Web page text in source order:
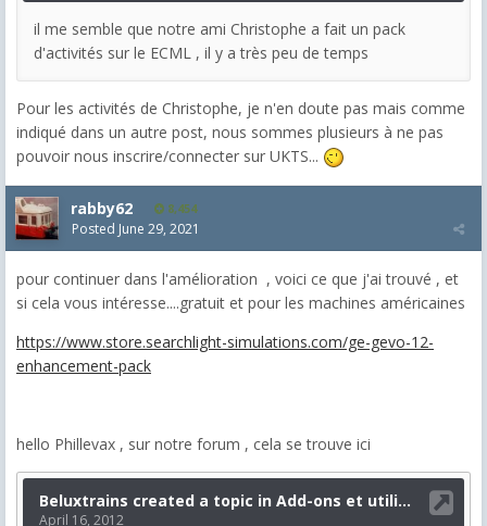
il me semble que notre ami Christophe a fait un pack
d'activités sur le ECML , il y a très peu de temps
Pour les activités de Christophe, je n'en doute pas mais comme
indiqué dans un autre post, nous sommes plusieurs à ne pas
pouvoir nous inscrire/connecter sur UKTS...
rabby62 8,454
Posted June 29, 2021
pour continuer dans l'amélioration , voici ce que j'ai trouvé , et
si cela vous intéresse....gratuit et pour les machines américaines
https://www.store.searchlight-simulations.com/ge-gevo-12-
enhancement-pack
hello Phillevax , sur notre forum , cela se trouve ici